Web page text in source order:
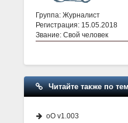
Группа: Журналист
Регистрация: 15.05.2018
Звание: Свой человек
Читайте также по
oO v1.003